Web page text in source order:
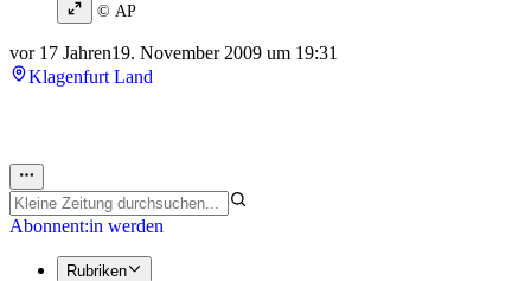
© AP
vor 17 Jahren19. November 2009 um 19:31
Klagenfurt Land
Abonnent:in werden
Rubriken